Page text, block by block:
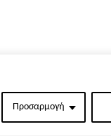
Προσαρμογή